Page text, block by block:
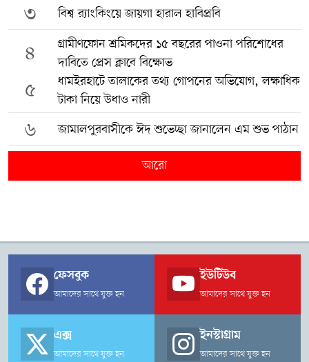
৩ বিশ্ব র‍্যাংকিংয়ে জায়গা হারাল হাবিপ্রবি
৪
গ্রামীণফোন শ্রমিকদের ১৫ বছরের পাওনা পরিশোধের
দাবিতে প্রেস ক্লাবে বিক্ষোভ
৫
ধামইরহাটে তালাকের তথ্য গোপনের অভিযোগ, লক্ষাধিক
টাকা নিয়ে উধাও নারী
৬ জামালপুরবাসীকে ঈদ শুভেচ্ছা জানালেন এম শুভ পাঠান
আরো
ফেসবুক
আমাদের সাথে যুক্ত হন
ইউটিউব
আমাদের সাথে যুক্ত হন
এক্স
আমাদের সাথে যুক্ত হন
ইনস্টাগ্রাম
আমাদের সাথে যুক্ত হন